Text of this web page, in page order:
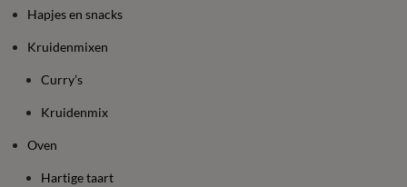
Hapjes en snacks
Kruidenmixen
Curry’s
Kruidenmix
Oven
Hartige taart